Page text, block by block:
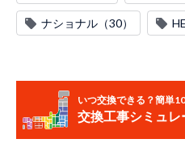
ナショナル（30）
いつ交換できる？簡単10
交換工事シミュレ